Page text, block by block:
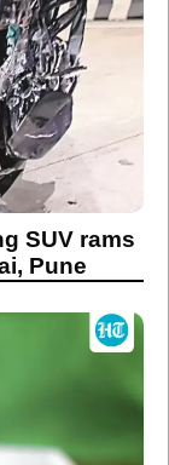
SUV rams
Pune